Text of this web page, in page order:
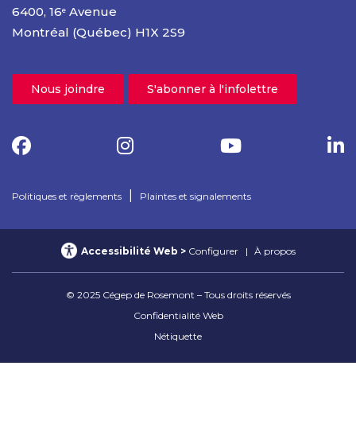
6400, 16e Avenue
Montréal (Québec) H1X 2S9
Nous joindre S'abonner à l'infolettre
Politiques et règlements Plaintes et signalements
© 2025 Cégep de Rosemont – Tous droits réservés
Confidentialité Web
Nétiquette
Accessibilité Web Configurer À propos